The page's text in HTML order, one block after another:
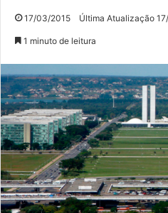
17/03/2015 Última Atualização
1 minuto de leitura